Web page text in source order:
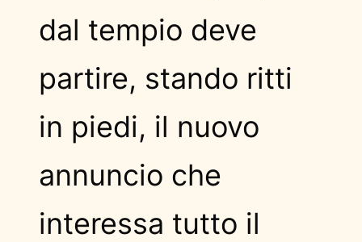
dal tempio deve
partire, stando ritti
in piedi, il nuovo
annuncio che
interessa tutto il